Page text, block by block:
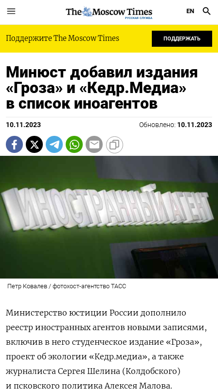
РУССКАЯ СЛУЖБА
EN
Поддержите The Moscow Times ПОДДЕРЖАТЬ
Минюст добавил издания
«Гроза» и «Кедр.Медиа»
в список иноагентов
10.11.2023 Обновлено: 10.11.2023
Петр Ковалев / фотохост-агентство ТАСС
Министерство юстиции России дополнило
реестр иностранных агентов новыми записями,
включив в него студенческое издание «Гроза»,
проект об экологии «Кедр.медиа», а также
журналиста Сергея Шелина (Колдобского)
и псковского политика Алексея Малова.